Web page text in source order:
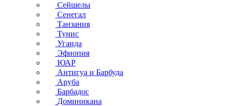
Сейшелы
Сенегал
Танзания
Тунис
Уганда
Эфиопия
ЮАР
Антигуа и Барбуда
Аруба
Барбадос
Доминикана